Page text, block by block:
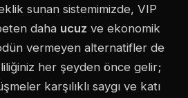
sunan sistemimizde, VIP
daha ucuz ve ekonomik
vermeyen alternatifler de
her şeyden önce gelir;
karşılıklı saygı ve katı